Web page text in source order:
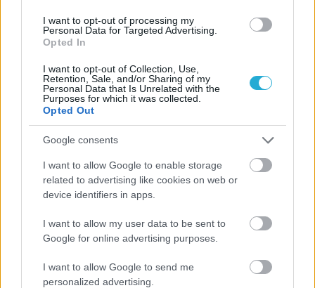
I want to opt-out of processing my
Personal Data for Targeted Advertising.
Opted In
I want to opt-out of Collection, Use,
Retention, Sale, and/or Sharing of my
Personal Data that Is Unrelated with the
Purposes for which it was collected.
Opted Out
Google consents
I want to allow Google to enable storage
related to advertising like cookies on web or
device identifiers in apps.
I want to allow my user data to be sent to
Google for online advertising purposes.
I want to allow Google to send me
personalized advertising.
ευρωπαϊκό ραντεβού του
Παναθηναϊκού με την
ΗΛΙΑΣ ΠΑΠΑΪΩΑΝΝΟΥ
οι σημαντικότερες νίκες του
Α.Ο. Θήρας